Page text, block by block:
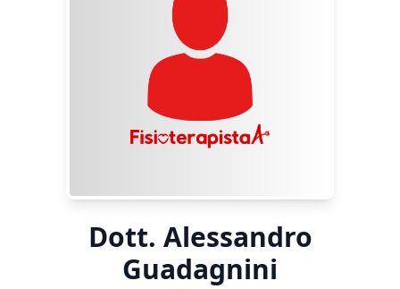
Dott. Alessandro
Guadagnini